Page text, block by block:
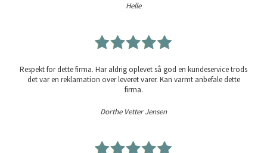
Helle
Respekt for dette firma. Har aldrig oplevet så god en kundeservice trods
det var en reklamation over leveret varer. Kan varmt anbefale dette
firma.
Dorthe Vetter Jensen